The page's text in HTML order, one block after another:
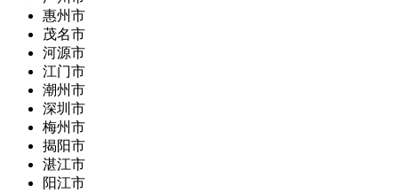
惠州市
茂名市
河源市
江门市
潮州市
深圳市
梅州市
揭阳市
湛江市
阳江市